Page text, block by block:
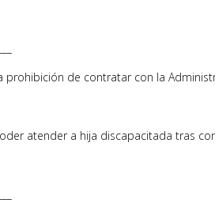
prohibición de contratar con la
atender a hija discapacitada tras